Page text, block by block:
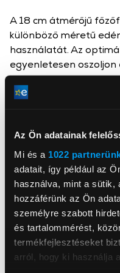
Az Ön adatainak
Mi és a 1022
adatait, így például az
használva, mint a sütik,
hozzáférünk az Ön
személyre szabott
és tartalommérést,
termékfejlesztéseket
arról, hogy ki használja
A 18 cm átmérőjű
különböző méretű
használatát. Az
egyenletesen oszoljon
egyenletesen és
Változtatható,
A fokozatmentes
lehetőséget ad arra,
kívánt hőfokot az
főzésről vagy gyors
könnyedén
érdekében.